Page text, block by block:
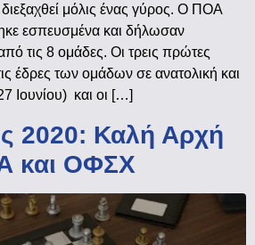
μόλις ένας γύρος. Ο ΠΟΑ
εσπευσμένα και δήλωσαν
τις 8 ομάδες. Οι τρεις πρώτες
έδρες των ομάδων σε ανατολική και
Ιουνίου) και οι […]
2020: Καλή Αρχή
και ΟΦΣΧ